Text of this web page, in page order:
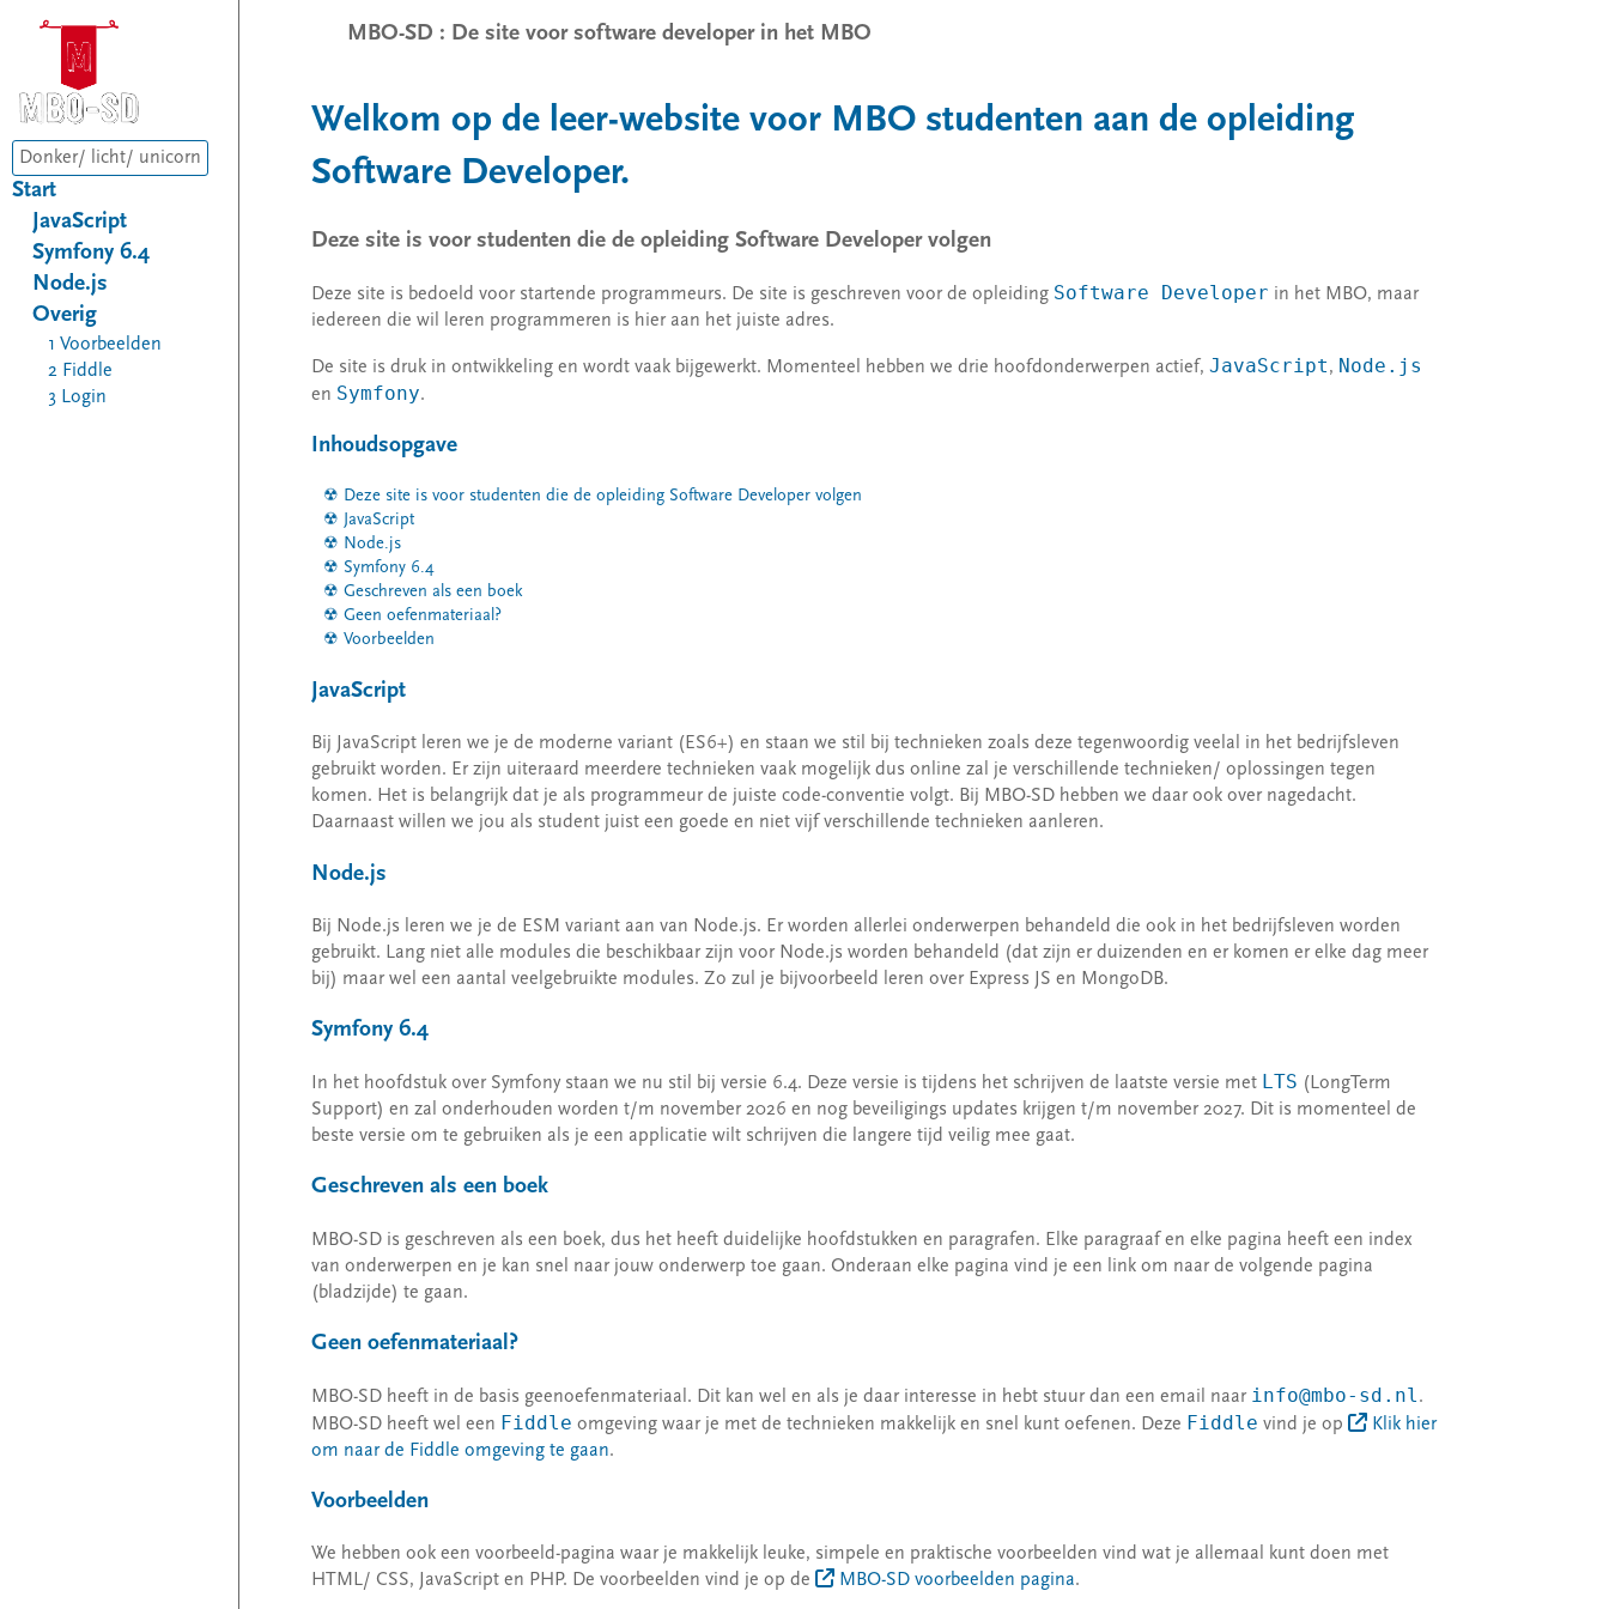
Donker/ licht/ unicorn
Start
JavaScript
Symfony 6.4
Node.js
Overig
1 Voorbeelden
2 Fiddle
3 Login
MBO-SD : De site voor software developer in het MBO
Welkom op de leer-website voor MBO studenten aan de opleiding
Software Developer.
Deze site is voor studenten die de opleiding Software Developer volgen
Deze site is bedoeld voor startende programmeurs. De site is geschreven voor de opleiding Software Developer in het MBO, maar
iedereen die wil leren programmeren is hier aan het juiste adres.
De site is druk in ontwikkeling en wordt vaak bijgewerkt. Momenteel hebben we drie hoofdonderwerpen actief, JavaScript, Node.js
en Symfony.
Inhoudsopgave
Deze site is voor studenten die de opleiding Software Developer volgen
JavaScript
Node.js
Symfony 6.4
Geschreven als een boek
Geen oefenmateriaal?
Voorbeelden
JavaScript
Bij JavaScript leren we je de moderne variant (ES6+) en staan we stil bij technieken zoals deze tegenwoordig veelal in het bedrijfsleven
gebruikt worden. Er zijn uiteraard meerdere technieken vaak mogelijk dus online zal je verschillende technieken/ oplossingen tegen
komen. Het is belangrijk dat je als programmeur de juiste code-conventie volgt. Bij MBO-SD hebben we daar ook over nagedacht.
Daarnaast willen we jou als student juist een goede en niet vijf verschillende technieken aanleren.
Node.js
Bij Node.js leren we je de ESM variant aan van Node.js. Er worden allerlei onderwerpen behandeld die ook in het bedrijfsleven worden
gebruikt. Lang niet alle modules die beschikbaar zijn voor Node.js worden behandeld (dat zijn er duizenden en er komen er elke dag meer
bij) maar wel een aantal veelgebruikte modules. Zo zul je bijvoorbeeld leren over Express JS en MongoDB.
Symfony 6.4
In het hoofdstuk over Symfony staan we nu stil bij versie 6.4. Deze versie is tijdens het schrijven de laatste versie met LTS (LongTerm
Support) en zal onderhouden worden t/m november 2026 en nog beveiligings updates krijgen t/m november 2027. Dit is momenteel de
beste versie om te gebruiken als je een applicatie wilt schrijven die langere tijd veilig mee gaat.
Geschreven als een boek
MBO-SD is geschreven als een boek, dus het heeft duidelijke hoofdstukken en paragrafen. Elke paragraaf en elke pagina heeft een index
van onderwerpen en je kan snel naar jouw onderwerp toe gaan. Onderaan elke pagina vind je een link om naar de volgende pagina
(bladzijde) te gaan.
Geen oefenmateriaal?
MBO-SD heeft in de basis geenoefenmateriaal. Dit kan wel en als je daar interesse in hebt stuur dan een email naar info@mbo-sd.nl.
MBO-SD heeft wel een Fiddle omgeving waar je met de technieken makkelijk en snel kunt oefenen. Deze Fiddle vind je op
Klik hier
om naar de Fiddle omgeving te gaan.
Voorbeelden
We hebben ook een voorbeeld-pagina waar je makkelijk leuke, simpele en praktische voorbeelden vind wat je allemaal kunt doen met
HTML/ CSS, JavaScript en PHP. De voorbeelden vind je op de
MBO-SD voorbeelden pagina.